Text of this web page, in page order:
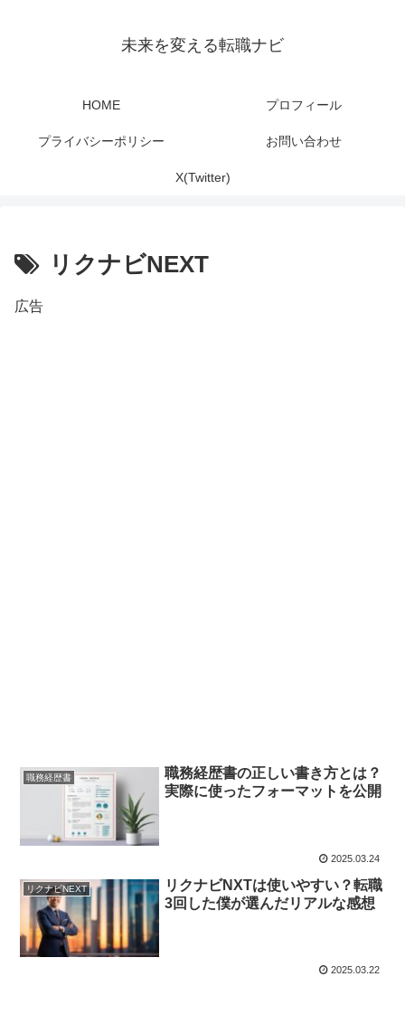
未来を変える転職ナビ
HOME プロフィール
プライバシーポリシー お問い合わせ
X(Twitter)
リクナビNEXT
広告
職務経歴書
職務経歴書の正しい書き方とは？
実際に使ったフォーマットを公開
2025.03.24
リクナビNEXT
リクナビNXTは使いやすい？転職
3回した僕が選んだリアルな感想
2025.03.22